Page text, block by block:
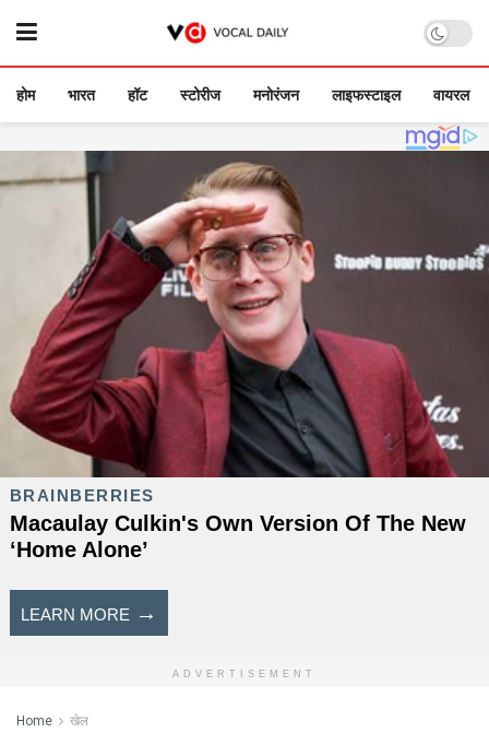
होम भारत हॉट स्टोरीज मनोरंजन लाइफस्टाइल वायरल
ADVERTISEMENT
Home खेल